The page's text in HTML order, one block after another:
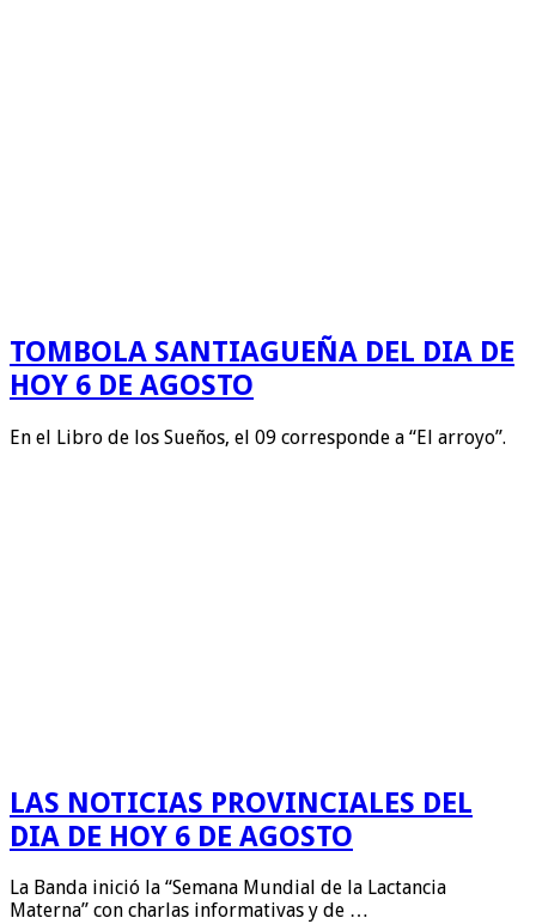
TOMBOLA SANTIAGUEÑA DEL DIA DE
HOY 6 DE AGOSTO
En el Libro de los Sueños, el 09 corresponde a “El arroyo”.
LAS NOTICIAS PROVINCIALES DEL
DIA DE HOY 6 DE AGOSTO
La Banda inició la “Semana Mundial de la Lactancia
Materna” con charlas informativas y de …